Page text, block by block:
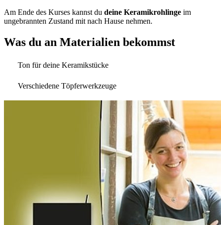
Am Ende des Kurses kannst du deine Keramikrohlinge im
ungebrannten Zustand mit nach Hause nehmen.
Was du an Materialien bekommst
Ton für deine Keramikstücke
Verschiedene Töpferwerkzeuge